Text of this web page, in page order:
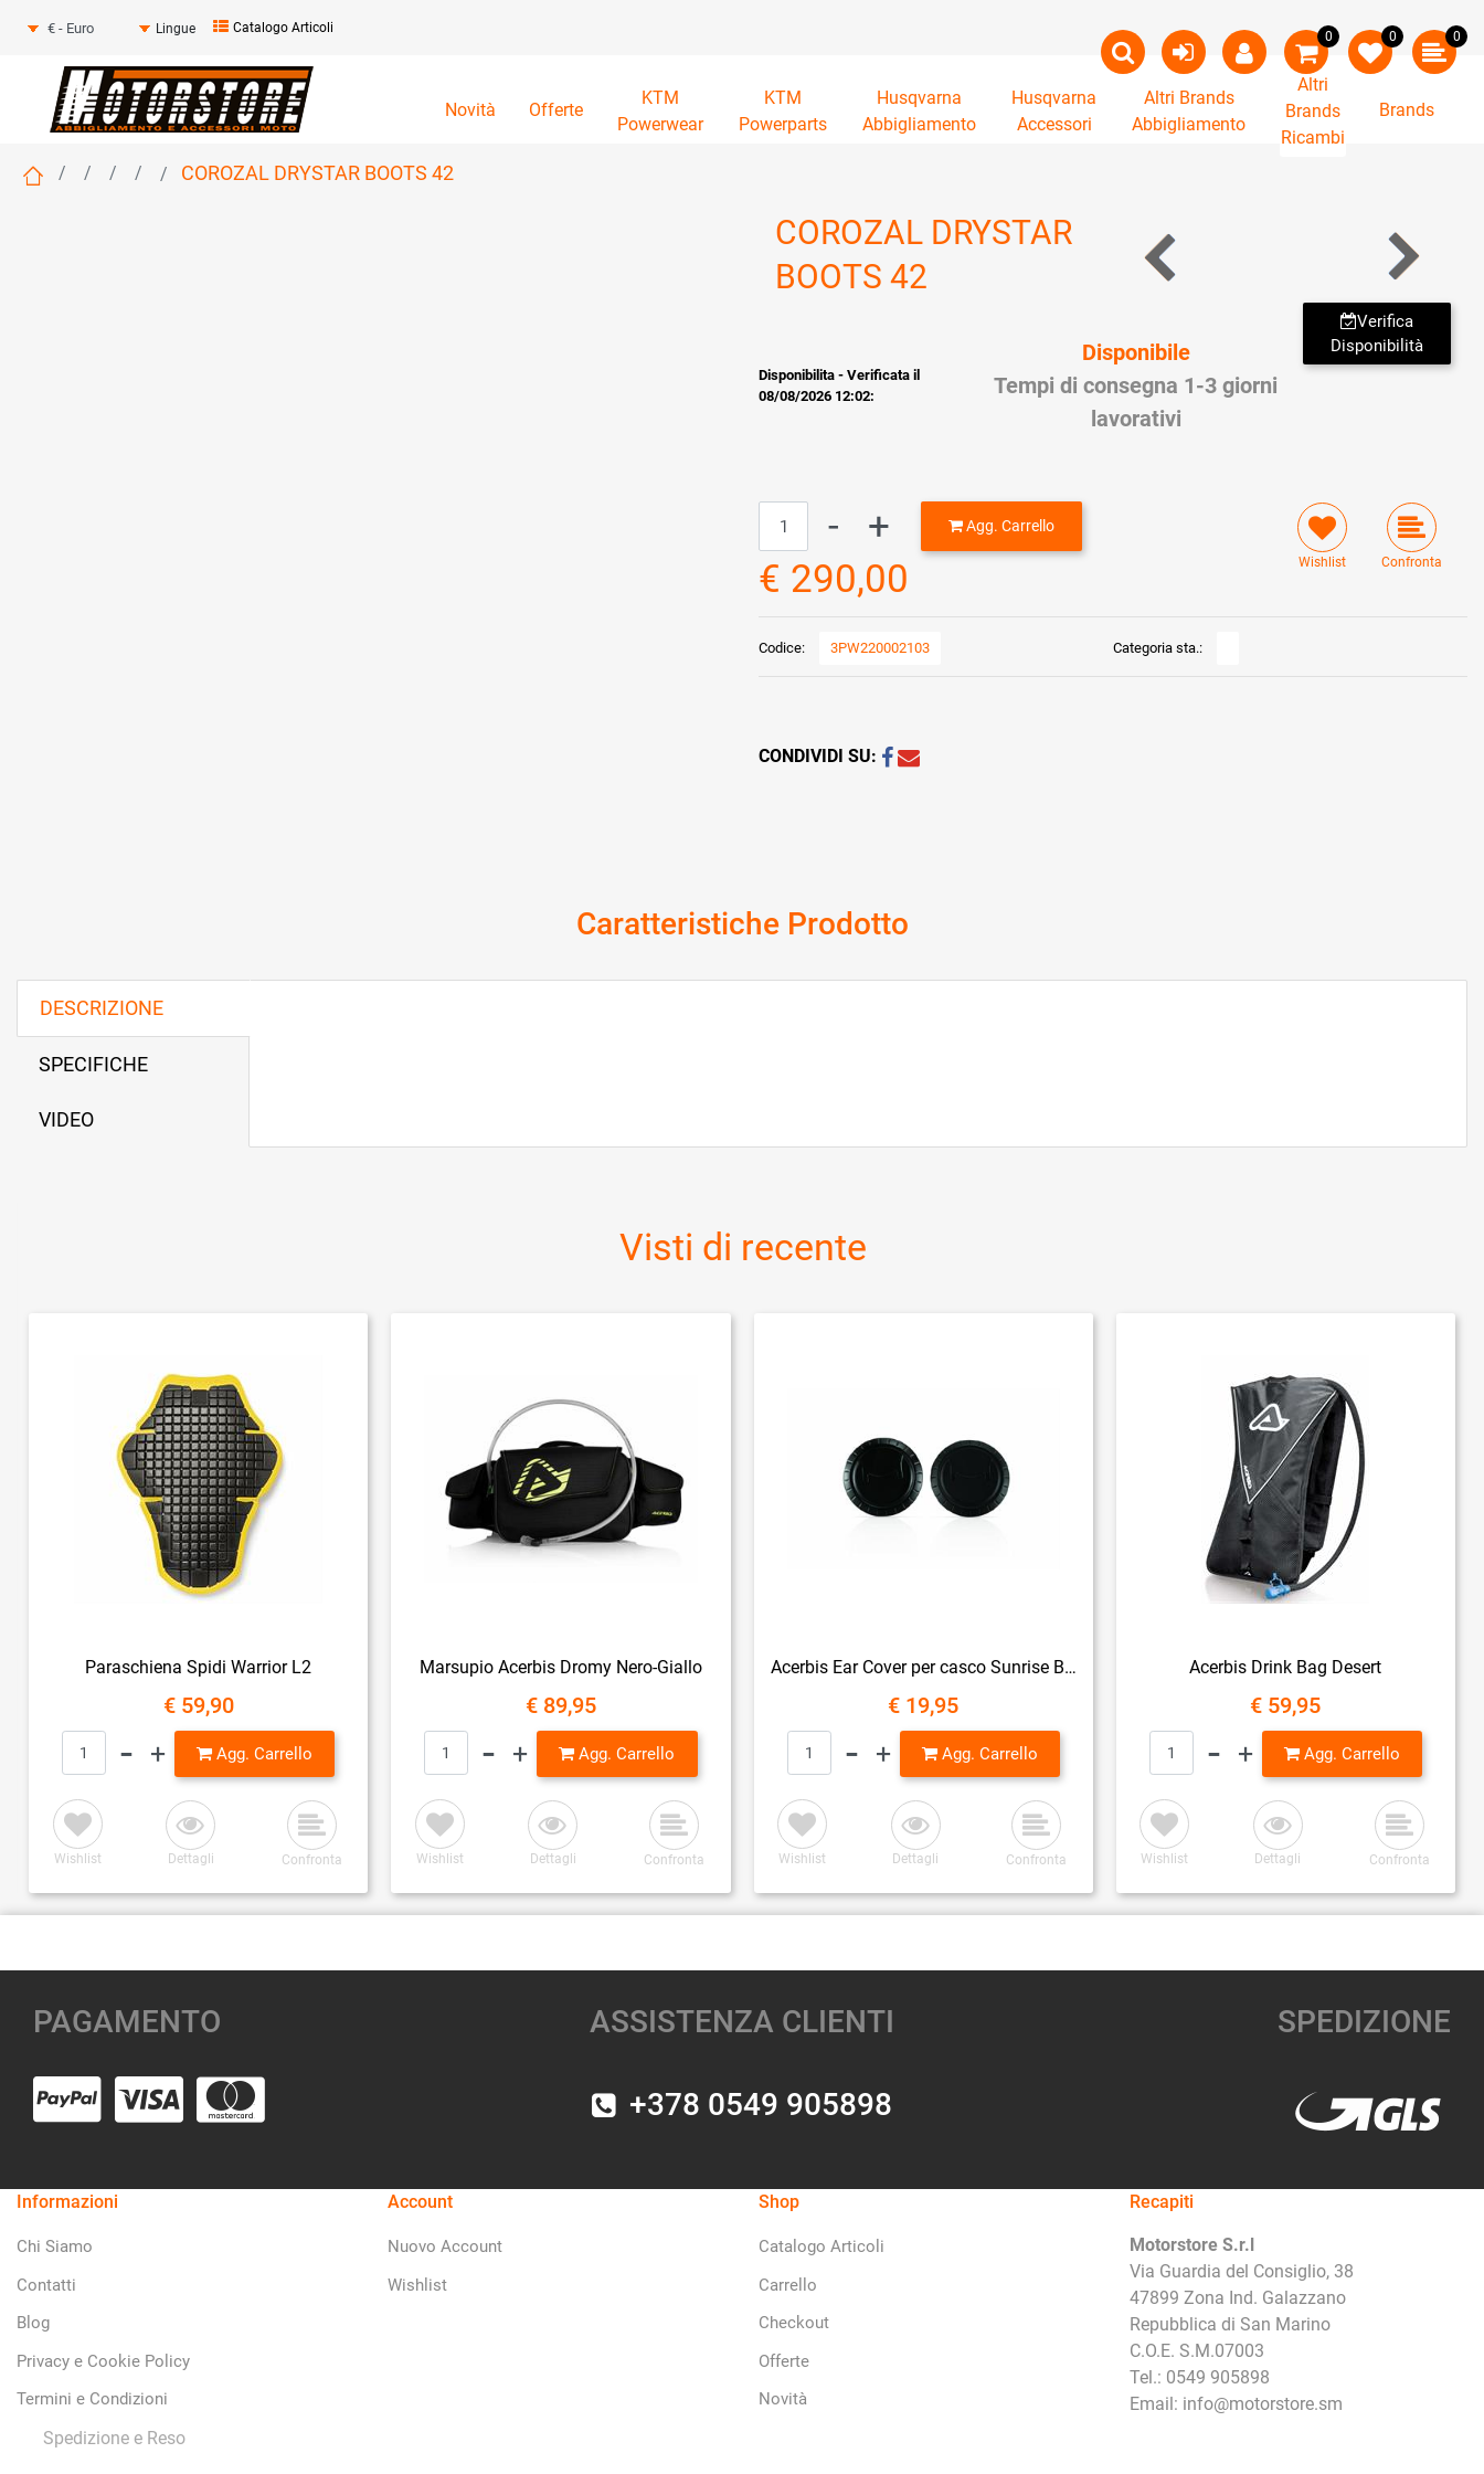
Seleziona una valuta
Lingue Catalogo Articoli
0 0 0
Novità Offerte
KTM
Powerwear
KTM
Powerparts
Husqvarna
Abbigliamento
Husqvarna
Accessori
Altri Brands
Abbigliamento
Altri
Brands
Ricambi
Brands
COROZAL DRYSTAR BOOTS 42
COROZAL DRYSTAR
BOOTS 42
Disponibilita - Verificata il
08/08/2026 12:02:
Verifica
Disponibilità
Disponibile
Tempi di consegna 1-3 giorni
lavorativi
Quantità Agg. Carrello
Wishlist Confronta
€ 290,00
Codice: 3PW220002103 Categoria sta.:
CONDIVIDI SU:
Caratteristiche Prodotto
DESCRIZIONE
SPECIFICHE
VIDEO
Visti di recente
Paraschiena Spidi Warrior L2
€ 59,90
Quantità
Agg. Carrello
Wishlist Dettagli Confronta
Marsupio Acerbis Dromy Nero-Giallo
€ 89,95
Quantità
Agg. Carrello
Wishlist Dettagli Confronta
Acerbis Ear Cover per casco Sunrise Black
€ 19,95
Quantità
Agg. Carrello
Wishlist Dettagli Confronta
Acerbis Drink Bag Desert
€ 59,95
Quantità
Agg. Carrello
Wishlist Dettagli Confronta
PAGAMENTO ASSISTENZA CLIENTI
+378 0549 905898
SPEDIZIONE
Informazioni
Chi Siamo
Contatti
Blog
Privacy e Cookie Policy
Termini e Condizioni
Spedizione e Reso
Account
Nuovo Account
Wishlist
Shop
Catalogo Articoli
Carrello
Checkout
Offerte
Novità
Recapiti
Motorstore S.r.l
Via Guardia del Consiglio, 38
47899 Zona Ind. Galazzano
Repubblica di San Marino
C.O.E. S.M.07003
Tel.: 0549 905898
Email: info@motorstore.sm